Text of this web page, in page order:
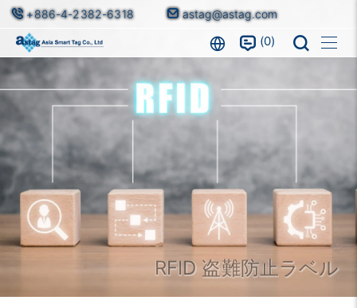
+886-4-2382-6318 astag@astag.com
0
RFID 盗難防止ラベル